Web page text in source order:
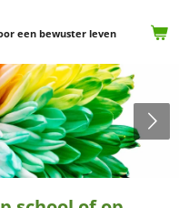
een bewuster leven